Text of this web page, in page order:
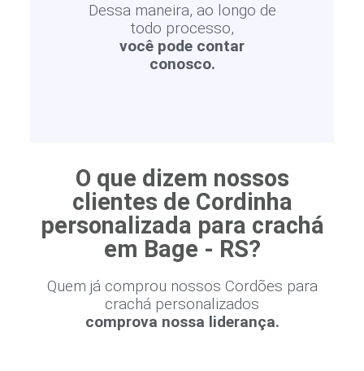
Dessa maneira, ao longo de
todo processo,
você pode contar
conosco.
O que dizem nossos
clientes de Cordinha
personalizada para crachá
em Bage - RS?
Quem já comprou nossos Cordões para
crachá personalizados
comprova nossa liderança.